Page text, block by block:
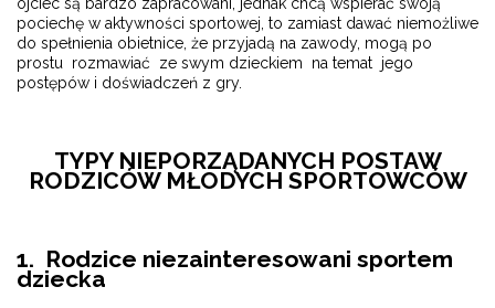
ojciec są bardzo zapracowani, jednak chcą wspierać swoją
pociechę w aktywności sportowej, to zamiast dawać niemożliwe
do spełnienia obietnice, że przyjadą na zawody, mogą po
prostu rozmawiać ze swym dzieckiem na temat jego
postępów i doświadczeń z gry.
TYPY NIEPORZĄDANYCH POSTAW
RODZICÓW MŁODYCH SPORTOWCÓW
1. Rodzice niezainteresowani sportem
dziecka